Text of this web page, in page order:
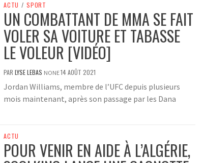
ACTU / SPORT
UN COMBATTANT DE MMA SE FAIT
VOLER SA VOITURE ET TABASSE
LE VOLEUR [VIDÉO]
PAR LYSE LEBAS NONE14 AOÛT 2021
Jordan Williams, membre de l’UFC depuis plusieurs
mois maintenant, après son passage par les Dana
ACTU
POUR VENIR EN AIDE À L’ALGÉRIE,